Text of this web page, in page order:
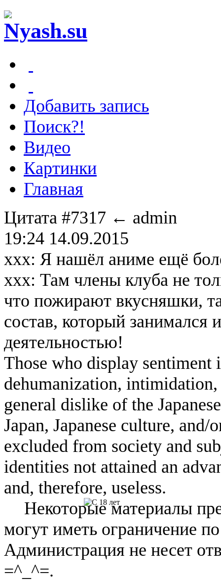
Добавить запись
Поиск?!
Видео
Картинки
Главная
Цитата #7317 ← admin
19:24 14.09.2015
xxx: Я нашёл аниме ещё
xxx: Там члены клуба не
что пожирают вкусняшки,
состав, который занимался
деятельностью!
Those who display
dehumanization,
general dislike of the
Japan, Japanese culture, and/
excluded from society and
identities not attained an
and, therefore, useless.
Некоторые материалы
могут иметь ограничение
Администрация не несет
=^_^=.